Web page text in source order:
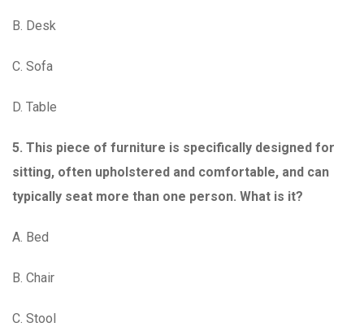
B. Desk
C. Sofa
D. Table
5. This piece of furniture is specifically designed for
sitting, often upholstered and comfortable, and can
typically seat more than one person. What is it?
A. Bed
B. Chair
C. Stool